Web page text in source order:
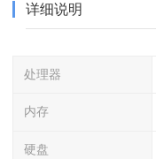
详细说明
处理器
内存
硬盘